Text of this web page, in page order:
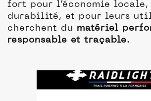
fort pour l’économie
durabilité, et pour leurs
cherchent du matériel
responsable et traçable.